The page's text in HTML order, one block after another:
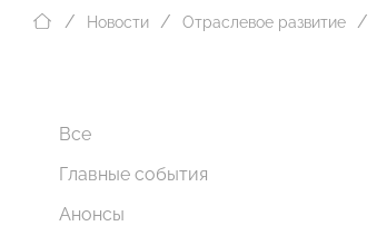
Новости Отраслевое развитие
Все
Главные события
Анонсы